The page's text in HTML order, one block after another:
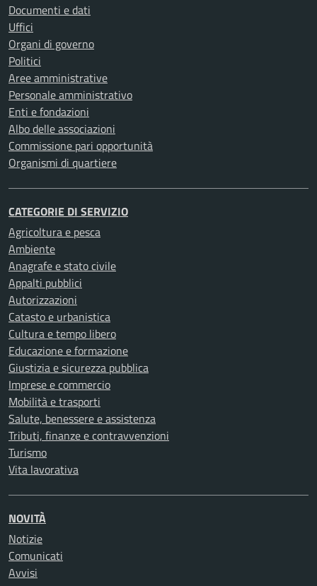
Documenti e dati
Uffici
Organi di governo
Politici
Aree amministrative
Personale amministrativo
Enti e fondazioni
Albo delle associazioni
Commissione pari opportunità
Organismi di quartiere
CATEGORIE DI SERVIZIO
Agricoltura e pesca
Ambiente
Anagrafe e stato civile
Appalti pubblici
Autorizzazioni
Catasto e urbanistica
Cultura e tempo libero
Educazione e formazione
Giustizia e sicurezza pubblica
Imprese e commercio
Mobilità e trasporti
Salute, benessere e assistenza
Tributi, finanze e contravvenzioni
Turismo
Vita lavorativa
NOVITÀ
Notizie
Comunicati
Avvisi